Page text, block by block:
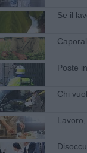
Se il
Poste
Chi